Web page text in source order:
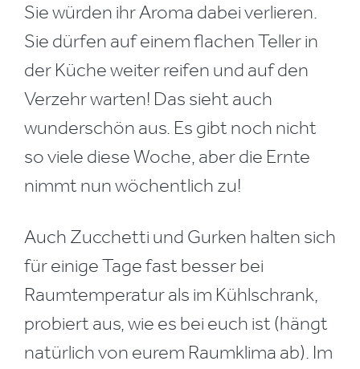
Sie würden ihr Aroma dabei verlieren.
Sie dürfen auf einem flachen Teller in
der Küche weiter reifen und auf den
Verzehr warten! Das sieht auch
wunderschön aus. Es gibt noch nicht
so viele diese Woche, aber die Ernte
nimmt nun wöchentlich zu!
Auch Zucchetti und Gurken halten sich
für einige Tage fast besser bei
Raumtemperatur als im Kühlschrank,
probiert aus, wie es bei euch ist (hängt
natürlich von eurem Raumklima ab). Im